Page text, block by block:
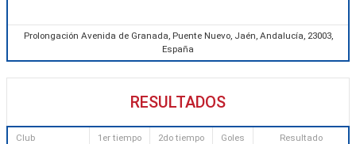
Prolongación Avenida de Granada, Puente Nuevo, Jaén, Andalucía, 23003,
España
RESULTADOS
Club 1er tiempo 2do tiempo Goles Resultado